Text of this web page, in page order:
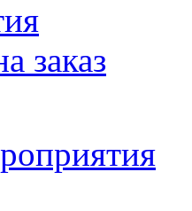
заказ